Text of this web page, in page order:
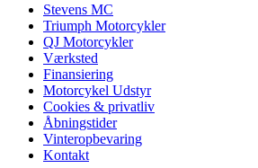
Stevens MC
Triumph Motorcykler
QJ Motorcykler
Værksted
Finansiering
Motorcykel Udstyr
Cookies & privatliv
Åbningstider
Vinteropbevaring
Kontakt